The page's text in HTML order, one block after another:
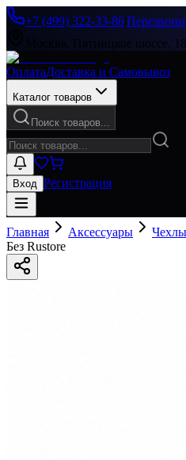
+7 (499) 322-33-86|
Москва, Пятницкое шоссе,
ОплатаДоставка и Самовывоз
Каталог товаров
Поиск товаров...
Вход Регистрация
Главная Аксессуары
Без Rustore